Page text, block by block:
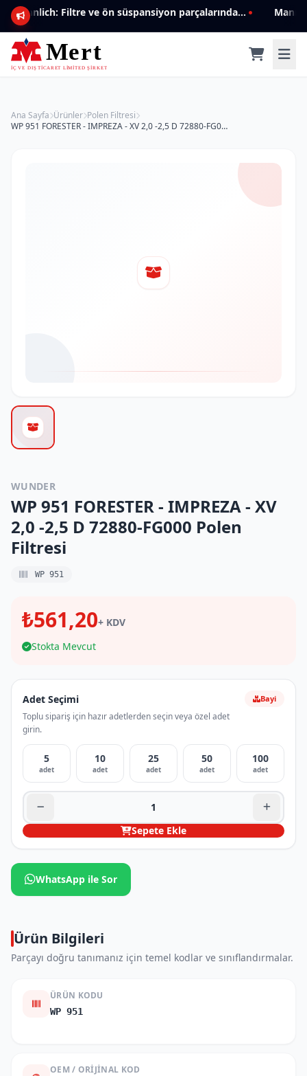
Mannlich: Filtre ve ön süspansiyon parçalarında genişleyen ürün yelpazesiyle kalite ve güven.
Ana Sayfa Ürünler Polen Filtresi
WP 951 FORESTER - IMPREZA - XV 2,0 -2,5 D 72880-FG000 Polen Filtresi
WUNDER
WP 951 FORESTER - IMPREZA - XV
2,0 -2,5 D 72880-FG000 Polen
Filtresi
WP 951
₺561,20+ KDV
Stokta Mevcut
Adet Seçimi
Toplu sipariş için hazır adetlerden seçin veya özel adet
girin.
Bayi
5
adet
10
adet
25
adet
50
adet
100
adet
Sepete Ekle
WhatsApp ile Sor
Ürün Bilgileri
Parçayı doğru tanımanız için temel kodlar ve sınıflandırmalar.
ÜRÜN KODU
WP 951
OEM / ORIJINAL KOD